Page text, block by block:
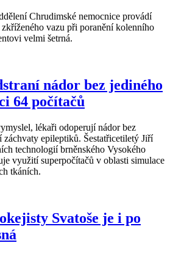
Chrudimské nemocnice provádí
vazu při poranění kolenního
velmi šetrná.
nádor bez jediného
64 počítačů
lékaři odoperují nádor bez
záchvaty epileptiků. Šestatřicetiletý Jiří
technologií brněnského Vysokého
využití superpočítačů v oblasti simulace
tkáních.
Svatoše je i po